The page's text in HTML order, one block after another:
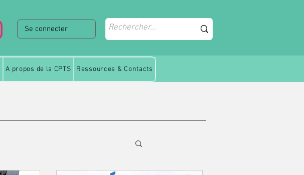
Se connecter
A propos de la CPTS Ressources & Contacts